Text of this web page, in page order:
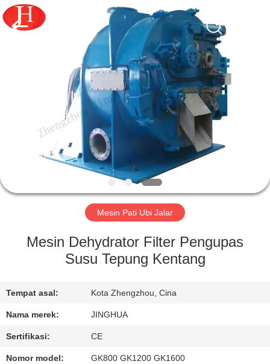
PRODUK
VIDEO
PERTUNJUKAN
VR
TENTANG
TUR
PABRIK
KONTROL
Zhengzhou
Jinghua
Industry
Co.,Ltd..
Mesin Pati Ubi Jalar
Mesin Dehydrator Filter Pengupas
Susu Tepung Kentang
Tempat asal: Kota Zhengzhou, Cina
Nama merek: JINGHUA
Sertifikasi: CE
Nomor model: GK800 GK1200 GK1600